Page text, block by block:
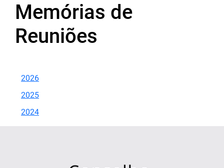
Memórias de
Reuniões
2026
2025
2024